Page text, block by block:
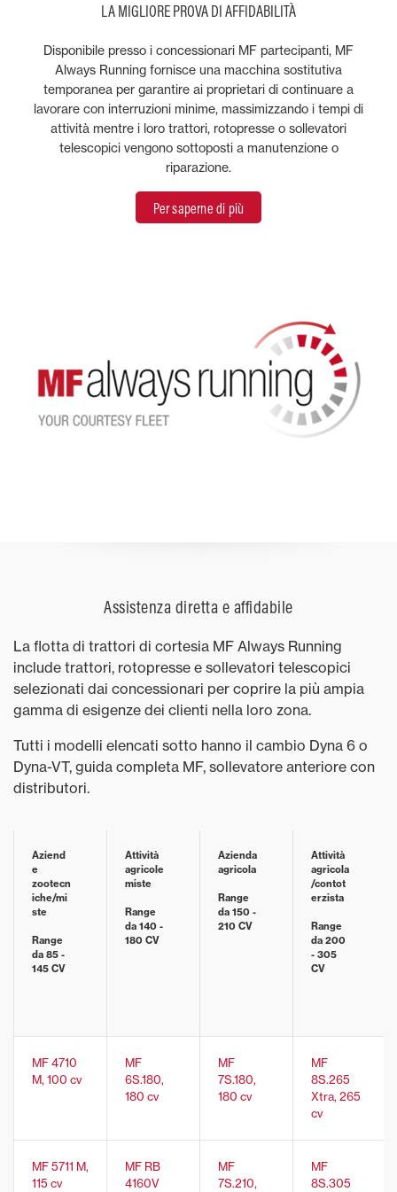
LA MIGLIORE PROVA DI AFFIDABILITÀ
Disponibile presso i concessionari MF partecipanti, MF
Always Running fornisce una macchina sostitutiva
temporanea per garantire ai proprietari di continuare a
lavorare con interruzioni minime, massimizzando i tempi di
attività mentre i loro trattori, rotopresse o sollevatori
telescopici vengono sottoposti a manutenzione o
riparazione.
Per saperne di più
Assistenza diretta e affidabile
La flotta di trattori di cortesia MF Always Running
include trattori, rotopresse e sollevatori telescopici
selezionati dai concessionari per coprire la più ampia
gamma di esigenze dei clienti nella loro zona.
Tutti i modelli elencati sotto hanno il cambio Dyna 6 o
Dyna-VT, guida completa MF, sollevatore anteriore con
distributori.
Aziend
e
zootecn
iche/mi
ste
Range
da 85 -
145 CV
Attività
agricole
miste
Range
da 140 -
180 CV
Azienda
agricola
Range
da 150 -
210 CV
Attività
agricola
/contot
erzista
Range
da 200
- 305
CV
MF 4710
M, 100 cv
MF
6S.180,
180 cv
MF
7S.180,
180 cv
MF
8S.265
Xtra, 265
cv
MF 5711 M,
115 cv
MF RB
4160V
MF
7S.210,
MF
8S.305